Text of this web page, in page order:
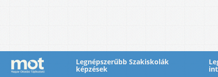
Legnépszerűbb Szakiskolák
képzések